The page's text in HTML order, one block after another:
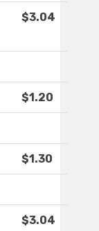
$3.04
$1.20
$1.30
$3.04